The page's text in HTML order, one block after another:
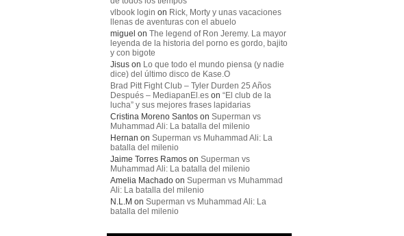
vlbook login on Rick, Morty y unas vacaciones
llenas de aventuras con el abuelo
miguel on The legend of Ron Jeremy. La mayor
leyenda de la historia del porno es gordo, bajito
y con bigote
Jisuson Lo que todo el mundo piensa (y nadie
dice) del último disco de Kase.O
Brad Pitt Fight Club – Tyler Durden 25 Años
Después – MediapanEl.eson “El club de la
lucha” y sus mejores frases lapidarias
Cristina Moreno Santoson Superman vs
Muhammad Ali: La batalla del milenio
Hernan on Superman vs Muhammad Ali: La
batalla del milenio
Jaime Torres Ramoson Superman vs
Muhammad Ali: La batalla del milenio
Amelia Machadoon Superman vs Muhammad
Ali: La batalla del milenio
N.L.M on Superman vs Muhammad Ali: La
batalla del milenio